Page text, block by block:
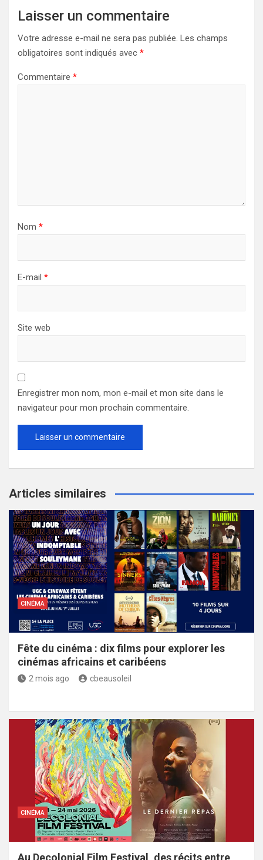
Laisser un commentaire
Votre adresse e-mail ne sera pas publiée. Les champs
obligatoires sont indiqués avec *
Commentaire *
Nom *
E-mail *
Site web
Enregistrer mon nom, mon e-mail et mon site dans le
navigateur pour mon prochain commentaire.
Articles similaires
CINÉMA
Fête du cinéma : dix films pour explorer les
cinémas africains et caribéens
2 mois ago cbeausoleil
CINÉMA
Au Decolonial Film Festival, des récits entre